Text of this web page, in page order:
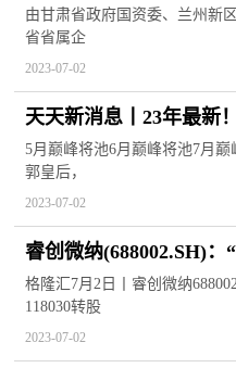
产品发布会顺利举行 全
由甘肃省政府国资委、兰州新
省省属企
2023-07-02
天天新消息丨23年最新
【三国杀十周年】#公
5月巅峰将池6月巅峰将池7月巅
郭皇后，
2023-07-02
睿创微纳(688002.SH)
股-热门
格隆汇7月2日丨睿创微纳
118030转股
2023-07-02